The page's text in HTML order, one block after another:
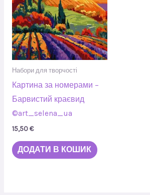
Набори для творчості
Картина за номерами –
Барвистий краєвид
©art_selena_ua
15,50€
ДОДАТИ В КОШИК